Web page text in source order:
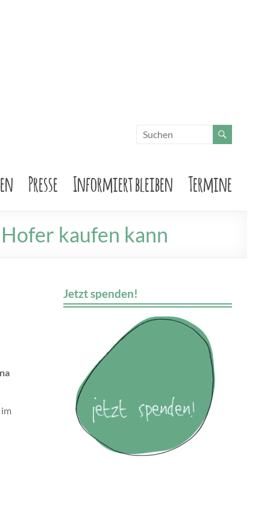
Presse Informiert bleiben Termine
kaufen kann
Jetzt spenden!